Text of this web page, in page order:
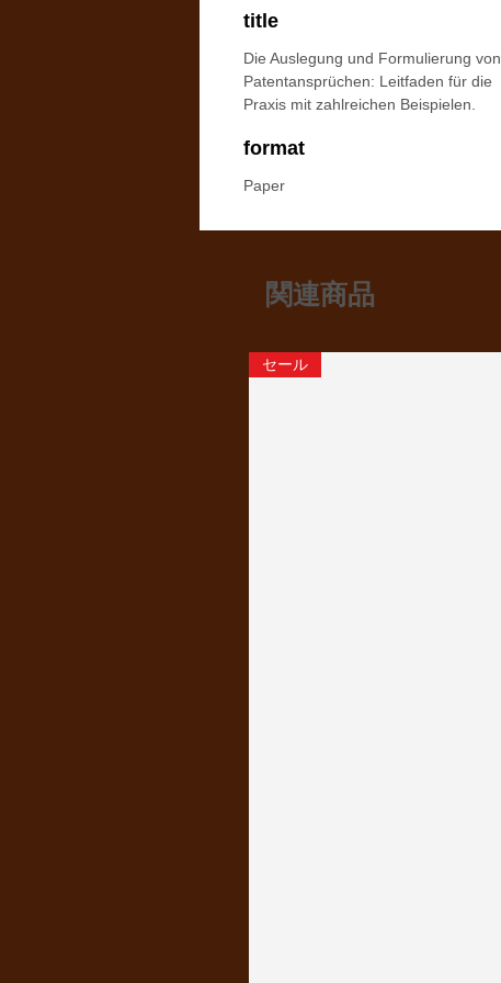
title
Die Auslegung und Formulierung von
Patentansprüchen: Leitfaden für die
Praxis mit zahlreichen Beispielen.
format
Paper
関連商品
セール